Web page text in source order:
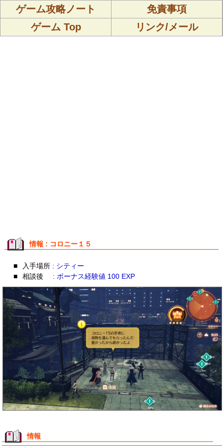
ゲーム攻略ノート
免責事項
ゲーム Top
リンク/メール
情報 : コロニー１５
■ 入手場所 : シティー
■
相談後 : ボーナス経験値 100 EXP
情報